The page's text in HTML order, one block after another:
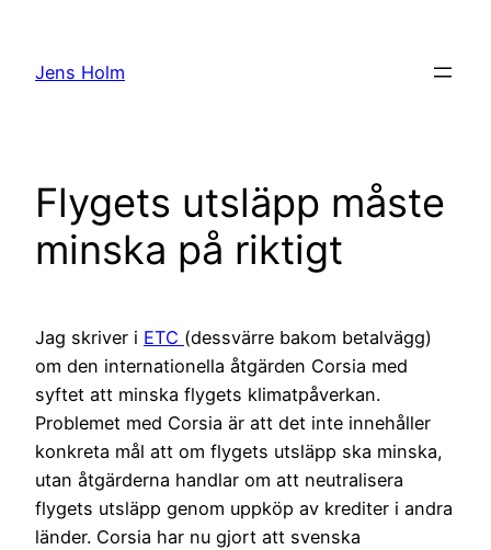
innehåll
Jens Holm
Flygets utsläpp måste
minska på riktigt
Jag skriver i ETC (dessvärre bakom betalvägg)
om den internationella åtgärden Corsia med
syftet att minska flygets klimatpåverkan.
Problemet med Corsia är att det inte innehåller
konkreta mål att om flygets utsläpp ska minska,
utan åtgärderna handlar om att neutralisera
flygets utsläpp genom uppköp av krediter i andra
länder. Corsia har nu gjort att svenska